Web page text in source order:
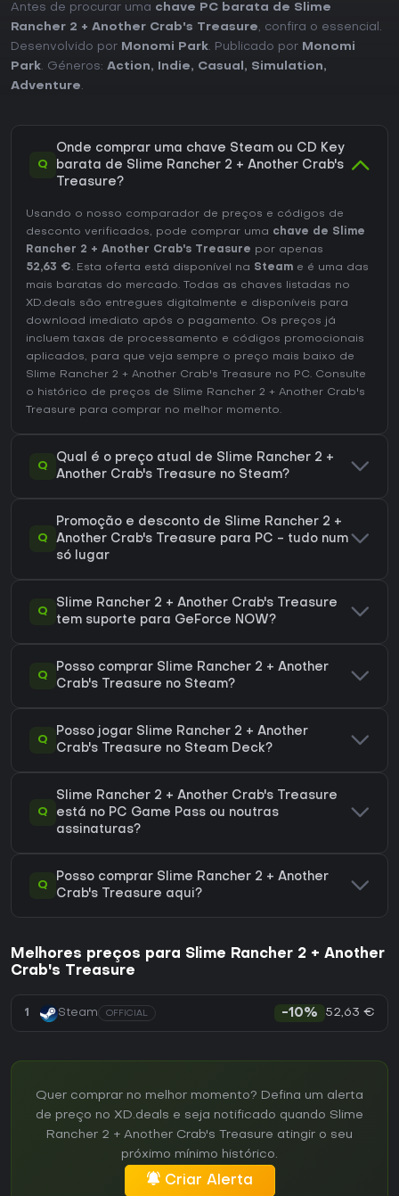
Antes de procurar uma chave PC barata de Slime
Rancher 2 + Another Crab's Treasure, confira o essencial.
Desenvolvido por Monomi Park. Publicado por Monomi
Park. Géneros: Action, Indie, Casual , Simulation,
Adventure.
Q
Onde comprar uma chave Steam ou CD Key
barata de Slime Rancher 2 + Another Crab's
Treasure?
Usando o nosso comparador de preços e códigos de
desconto verificados, pode comprar uma chave de Slime
Rancher 2 + Another Crab's Treasure por apenas
52,63 €. Esta oferta está disponível na Steam e é uma das
mais baratas do mercado. Todas as chaves listadas no
XD.deals são entregues digitalmente e disponíveis para
download imediato após o pagamento. Os preços já
incluem taxas de processamento e códigos promocionais
aplicados, para que veja sempre o preço mais baixo de
Slime Rancher 2 + Another Crab's Treasure no PC. Consulte
o histórico de preços de Slime Rancher 2 + Another Crab's
Treasure para comprar no melhor momento.
Q
Qual é o preço atual de Slime Rancher 2 +
Another Crab's Treasure no Steam?
Q
Promoção e desconto de Slime Rancher 2 +
Another Crab's Treasure para PC - tudo num
só lugar
Q
Slime Rancher 2 + Another Crab's Treasure
tem suporte para GeForce NOW?
Q
Posso comprar Slime Rancher 2 + Another
Crab's Treasure no Steam?
Q
Posso jogar Slime Rancher 2 + Another
Crab's Treasure no Steam Deck?
Q
Slime Rancher 2 + Another Crab's Treasure
está no PC Game Pass ou noutras
assinaturas?
Q
Posso comprar Slime Rancher 2 + Another
Crab's Treasure aqui?
Melhores preços para Slime Rancher 2 + Another
Crab's Treasure
1 Steam OFFICIAL -10% 52,63 €
Quer comprar no melhor momento? Defina um alerta
de preço no XD.deals e seja notificado quando Slime
Rancher 2 + Another Crab's Treasure atingir o seu
próximo mínimo histórico.
Criar Alerta